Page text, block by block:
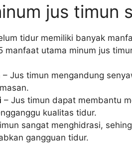
jus timun
tidur memiliki banyak
manfaat utama minum jus
– Jus timun mengandung
– Jus timun dapat membantu
kualitas tidur.
sangat menghidrasi,
gangguan tidur.